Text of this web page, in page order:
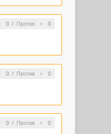
0/ Против 0
0/ Против 0
0/ Против 0